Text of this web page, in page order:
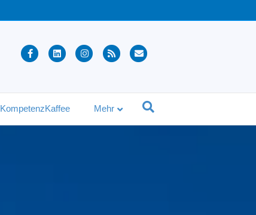
FacebookLinkedin InstagramRss
KompetenzKaffee Mehr